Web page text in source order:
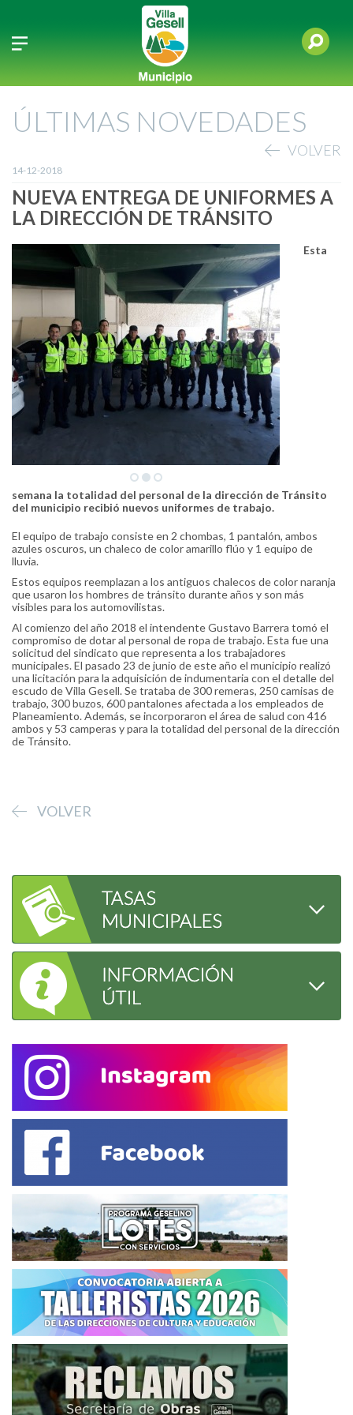
ÚLTIMAS NOVEDADES
VOLVER
14-12-2018
NUEVA ENTREGA DE UNIFORMES A
LA DIRECCIÓN DE TRÁNSITO
Esta
semana la totalidad del personal de la dirección de Tránsito
del municipio recibió nuevos uniformes de trabajo.
El equipo de trabajo consiste en 2 chombas, 1 pantalón, ambos
azules oscuros, un chaleco de color amarillo flúo y 1 equipo de
lluvia.
Estos equipos reemplazan a los antiguos chalecos de color naranja
que usaron los hombres de tránsito durante años y son más
visibles para los automovilistas.
Al comienzo del año 2018 el intendente Gustavo Barrera tomó el
compromiso de dotar al personal de ropa de trabajo. Esta fue una
solicitud del sindicato que representa a los trabajadores
municipales. El pasado 23 de junio de este año el municipio realizó
una licitación para la adquisición de indumentaria con el detalle del
escudo de Villa Gesell. Se trataba de 300 remeras, 250 camisas de
trabajo, 300 buzos, 600 pantalones afectada a los empleados de
Planeamiento. Además, se incorporaron el área de salud con 416
ambos y 53 camperas y para la totalidad del personal de la dirección
de Tránsito.
VOLVER